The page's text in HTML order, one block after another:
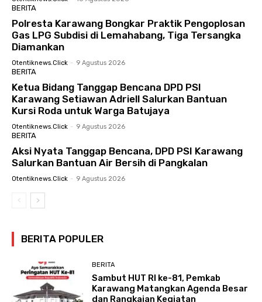
BERITA
Polresta Karawang Bongkar Praktik Pengoplosan
Gas LPG Subdisi di Lemahabang, Tiga Tersangka
Diamankan
Otentiknews.click - 9 Agustus 2026
BERITA
Ketua Bidang Tanggap Bencana DPD PSI
Karawang Setiawan Adriell Salurkan Bantuan
Kursi Roda untuk Warga Batujaya
Otentiknews.click - 9 Agustus 2026
BERITA
Aksi Nyata Tanggap Bencana, DPD PSI Karawang
Salurkan Bantuan Air Bersih di Pangkalan
Otentiknews.click - 9 Agustus 2026
BERITA POPULER
BERITA
Sambut HUT RI ke-81, Pemkab
Karawang Matangkan Agenda Besar
dan Rangkaian Kegiatan